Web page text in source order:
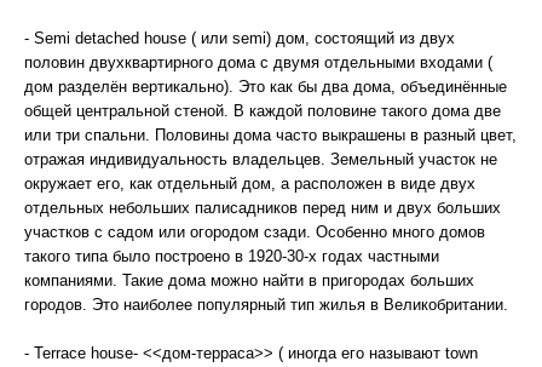
- Semi detached house ( или semi) дом, состоящий из двух
половин двухквартирного дома с двумя отдельными входами (
дом разделён вертикально). Это как бы два дома, объединённые
общей центральной стеной. В каждой половине такого дома две
или три спальни. Половины дома часто выкрашены в разный цвет,
отражая индивидуальность владельцев. Земельный участок не
окружает его, как отдельный дом, а расположен в виде двух
отдельных небольших палисадников перед ним и двух больших
участков с садом или огородом сзади. Особенно много домов
такого типа было построено в 1920-30-х годах частными
компаниями. Такие дома можно найти в пригородах больших
городов. Это наиболее популярный тип жилья в Великобритании.
- Terrace house- <<дом-терраса>> ( иногда его называют town